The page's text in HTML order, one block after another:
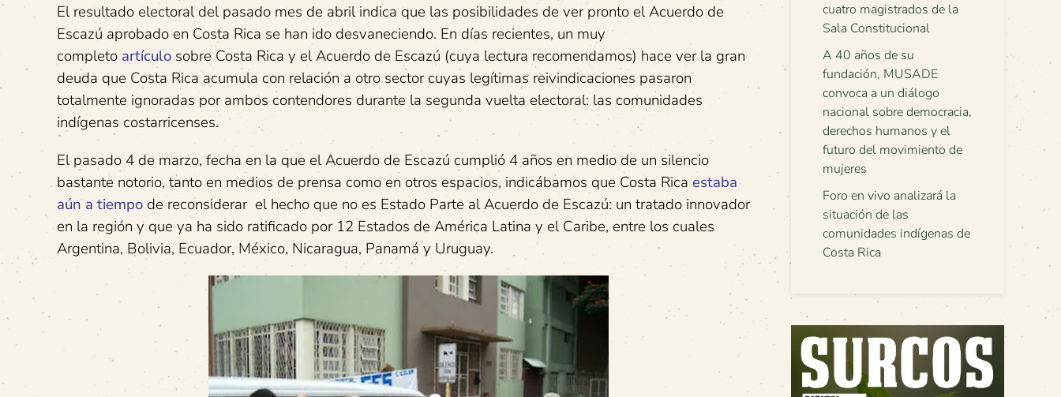
El resultado electoral del pasado mes de abril indica que las posibilidades de ver pronto el Acuerdo de
Escazú aprobado en Costa Rica se han ido desvaneciendo. En días recientes, un muy
completo artículo sobre Costa Rica y el Acuerdo de Escazú (cuya lectura recomendamos) hace ver la gran
deuda que Costa Rica acumula con relación a otro sector cuyas legítimas reivindicaciones pasaron
totalmente ignoradas por ambos contendores durante la segunda vuelta electoral: las comunidades
indígenas costarricenses.
El pasado 4 de marzo, fecha en la que el Acuerdo de Escazú cumplió 4 años en medio de un silencio
bastante notorio, tanto en medios de prensa como en otros espacios, indicábamos que Costa Rica estaba
aún a tiempo de reconsiderar el hecho que no es Estado Parte al Acuerdo de Escazú: un tratado innovador
en la región y que ya ha sido ratificado por 12 Estados de América Latina y el Caribe, entre los cuales
Argentina, Bolivia, Ecuador, México, Nicaragua, Panamá y Uruguay.
cuatro magistrados de la
Sala Constitucional
A 40 años de su
fundación, MUSADE
convoca a un diálogo
nacional sobre democracia,
derechos humanos y el
futuro del movimiento de
mujeres
Foro en vivo analizará la
situación de las
comunidades indígenas de
Costa Rica